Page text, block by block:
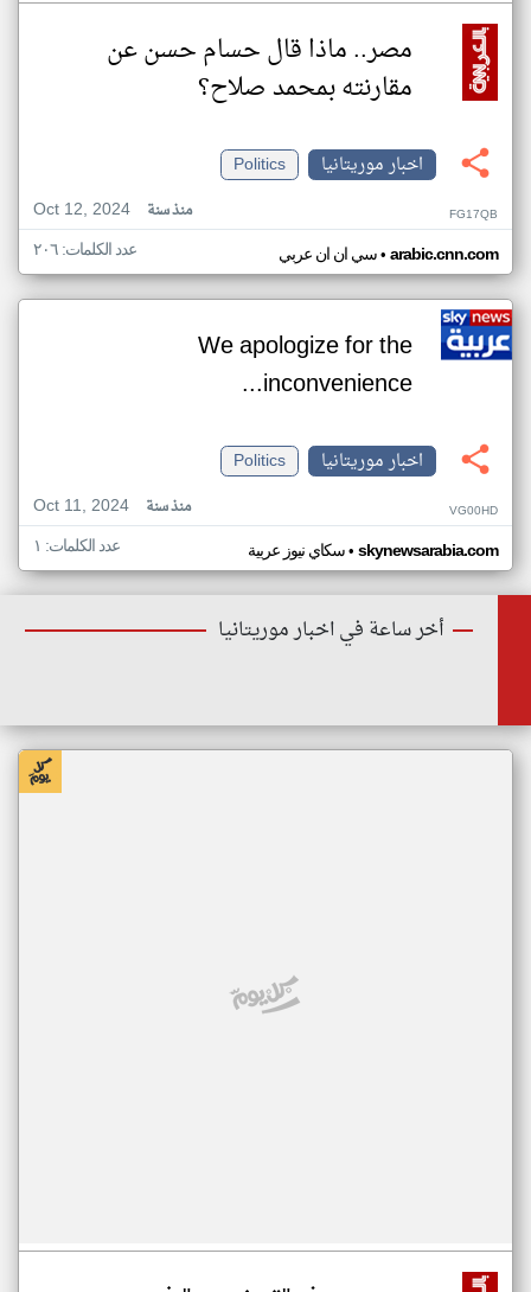
مصر.. ماذا قال حسام حسن عن
مقارنته بمحمد صلاح؟
اخبار موريتانيا
Politics
Oct 12, 2024
منذ سنة FG17QB
سي ان ان عربي• arabic.cnn.com عدد الكلمات: ٢٠٦
We apologize for the
inconvenience...
اخبار موريتانيا
Politics
Oct 11, 2024
منذ سنة VG00HD
سكاي نيوز عربية• skynewsarabia.com عدد الكلمات: ١
أخر ساعة في اخبار موريتانيا